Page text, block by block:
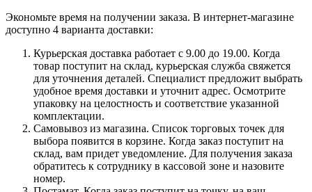
Экономьте время на получении заказа. В интернет-магазине
доступно 4 варианта доставки:
Курьерская доставка работает с 9.00 до 19.00. Когда
товар поступит на склад, курьерская служба свяжется
для уточнения деталей. Специалист предложит выбрать
удобное время доставки и уточнит адрес. Осмотрите
упаковку на целостность и соответствие указанной
комплектации.
Самовывоз из магазина. Список торговых точек для
выбора появится в корзине. Когда заказ поступит на
склад, вам придет уведомление. Для получения заказа
обратитесь к сотруднику в кассовой зоне и назовите
номер.